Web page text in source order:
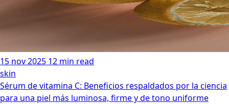
15 nov 2025 12 min read
skin
Sérum de vitamina C: Beneficios respaldados por la ciencia
para una piel más luminosa, firme y de tono uniforme